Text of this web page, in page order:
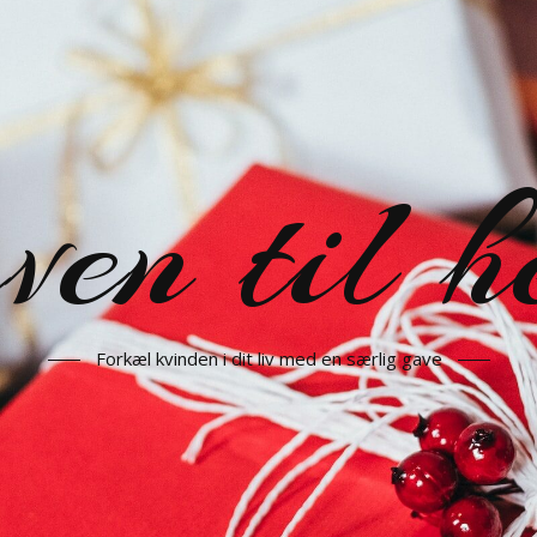
til
Forkæl kvinden i dit liv med en særlig gave